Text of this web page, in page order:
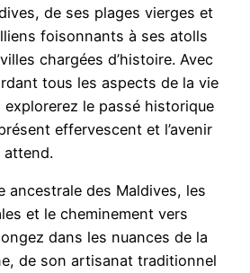
de ses plages vierges et
foisonnants à ses atolls
chargées d’histoire. Avec
tous les aspects de la vie
explorerez le passé historique
effervescent et l’avenir
attend.
ancestrale des Maldives, les
et le cheminement vers
dans les nuances de la
de son artisanat traditionnel